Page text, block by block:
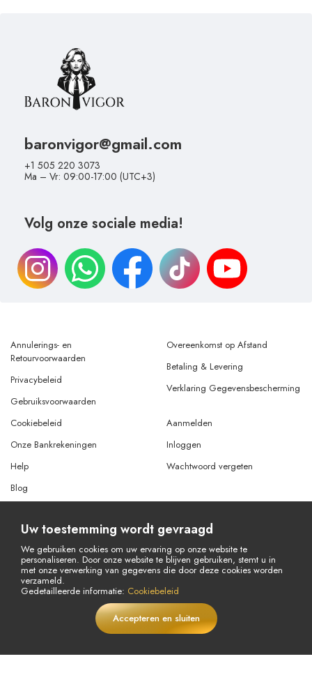
In winkelwagen
baronvigor@gmail.com
+1 505 220 3073
Ma – Vr: 09:00-17:00 (UTC+3)
Volg onze sociale media!
Annulerings- en
Retourvoorwaarden
Privacybeleid
Gebruiksvoorwaarden
Overeenkomst op Afstand
Betaling & Levering
Verklaring Gegevensbescherming
Cookiebeleid
Onze Bankrekeningen
Help
Aanmelden
Inloggen
Wachtwoord vergeten
Blog
Terugbetalingsverzoek
© Copyright 2026 Alle rechten voorbehouden.
Powered ByAMERKEZ LLC
Uw toestemming wordt gevraagd
We gebruiken cookies om uw ervaring op onze website te
personaliseren. Door onze website te blijven gebruiken, stemt u in
met onze verwerking van gegevens die door deze cookies worden
verzameld.
Gedetailleerde informatie: Cookiebeleid
Accepteren en sluiten